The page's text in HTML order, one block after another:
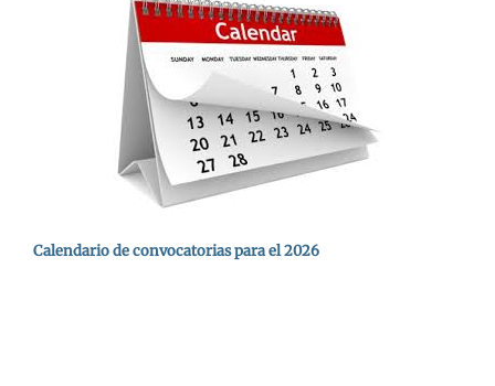
Calendario de convocatorias para el 2026